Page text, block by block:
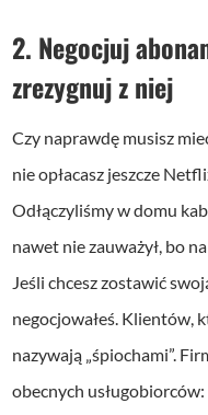
2. Negocjuj
zrezygnuj z niej
Czy naprawdę musisz
nie opłacasz jeszcze
Odłączyliśmy w domu
nawet nie zauważył, bo
Jeśli chcesz zostawić
negocjowałeś. Klientów,
nazywają „śpiochami”.
obecnych usługobiorców: